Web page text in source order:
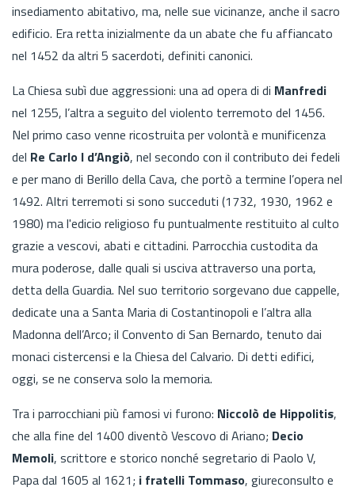
insediamento abitativo, ma, nelle sue vicinanze, anche il sacro
edificio. Era retta inizialmente da un abate che fu affiancato
nel 1452 da altri 5 sacerdoti, definiti canonici.
La Chiesa subì due aggressioni: una ad opera di di Manfredi
nel 1255, l’altra a seguito del violento terremoto del 1456.
Nel primo caso venne ricostruita per volontà e munificenza
del Re Carlo I d’Angiò, nel secondo con il contributo dei fedeli
e per mano di Berillo della Cava, che portò a termine l’opera nel
1492. Altri terremoti si sono succeduti (1732, 1930, 1962 e
1980) ma l'edicio religioso fu puntualmente restituito al culto
grazie a vescovi, abati e cittadini. Parrocchia custodita da
mura poderose, dalle quali si usciva attraverso una porta,
detta della Guardia. Nel suo territorio sorgevano due cappelle,
dedicate una a Santa Maria di Costantinopoli e l’altra alla
Madonna dell’Arco; il Convento di San Bernardo, tenuto dai
monaci cistercensi e la Chiesa del Calvario. Di detti edifici,
oggi, se ne conserva solo la memoria.
Tra i parrocchiani più famosi vi furono: Niccolò de Hippolitis,
che alla fine del 1400 diventò Vescovo di Ariano; Decio
Memoli, scrittore e storico nonché segretario di Paolo V,
Papa dal 1605 al 1621; i fratelli Tommaso, giureconsulto e